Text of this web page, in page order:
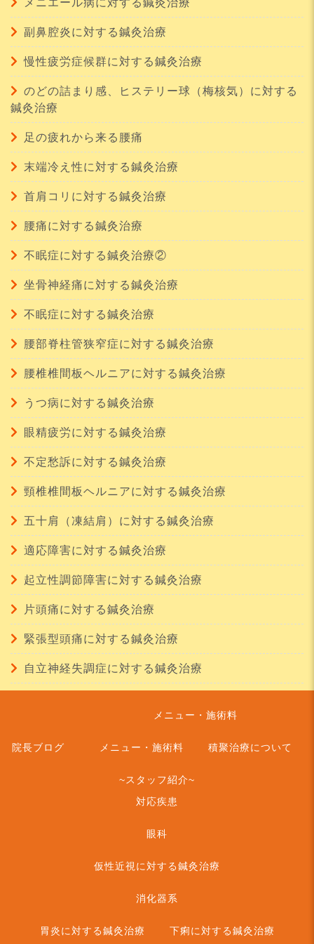
メニエール病に対する鍼灸治療
副鼻腔炎に対する鍼灸治療
慢性疲労症候群に対する鍼灸治療
のどの詰まり感、ヒステリー球（梅核気）に対する
鍼灸治療
足の疲れから来る腰痛
末端冷え性に対する鍼灸治療
首肩コリに対する鍼灸治療
腰痛に対する鍼灸治療
不眠症に対する鍼灸治療②
坐骨神経痛に対する鍼灸治療
不眠症に対する鍼灸治療
腰部脊柱管狭窄症に対する鍼灸治療
腰椎椎間板ヘルニアに対する鍼灸治療
うつ病に対する鍼灸治療
眼精疲労に対する鍼灸治療
不定愁訴に対する鍼灸治療
頸椎椎間板ヘルニアに対する鍼灸治療
五十肩（凍結肩）に対する鍼灸治療
適応障害に対する鍼灸治療
起立性調節障害に対する鍼灸治療
片頭痛に対する鍼灸治療
緊張型頭痛に対する鍼灸治療
自立神経失調症に対する鍼灸治療
院長ブログ
メニュー・施術料
メニュー・施術料 積聚治療について
~スタッフ紹介~
対応疾患
眼科
仮性近視に対する鍼灸治療
消化器系
胃炎に対する鍼灸治療
下痢に対する鍼灸治療